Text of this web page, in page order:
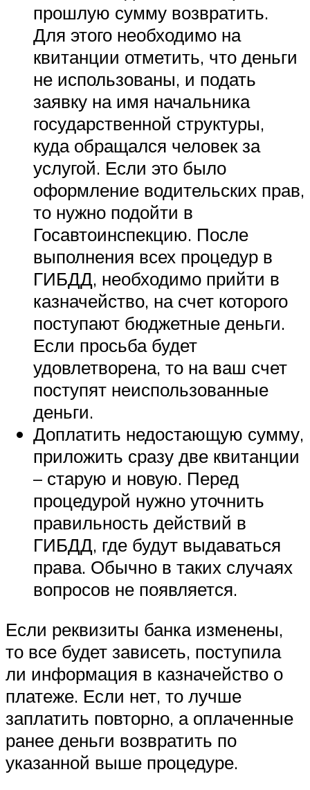
прошлую сумму возвратить.
Для этого необходимо на
квитанции отметить, что деньги
не использованы, и подать
заявку на имя начальника
государственной структуры,
куда обращался человек за
услугой. Если это было
оформление водительских прав,
то нужно подойти в
Госавтоинспекцию. После
выполнения всех процедур в
ГИБДД, необходимо прийти в
казначейство, на счет которого
поступают бюджетные деньги.
Если просьба будет
удовлетворена, то на ваш счет
поступят неиспользованные
деньги.
Доплатить недостающую сумму,
приложить сразу две квитанции
– старую и новую. Перед
процедурой нужно уточнить
правильность действий в
ГИБДД, где будут выдаваться
права. Обычно в таких случаях
вопросов не появляется.
Если реквизиты банка изменены,
то все будет зависеть, поступила
ли информация в казначейство о
платеже. Если нет, то лучше
заплатить повторно, а оплаченные
ранее деньги возвратить по
указанной выше процедуре.